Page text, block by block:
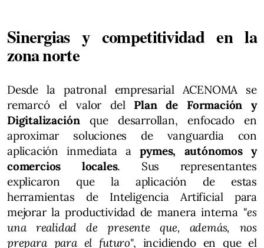
Sinergias y competitividad en la
zona norte
Desde la patronal empresarial ACENOMA se
remarcó el valor delPlan de Formación y
Digitalización que desarrollan, enfocado en
aproximar soluciones de vanguardia con
aplicación inmediata apymes, autónomos y
comercios locales. Sus representantes
explicaron que la aplicación de estas
herramientas de Inteligencia Artificial para
mejorar la productividad de manera interna "es
una realidad de presente que, además, nos
prepara para el futuro", incidiendo en que el